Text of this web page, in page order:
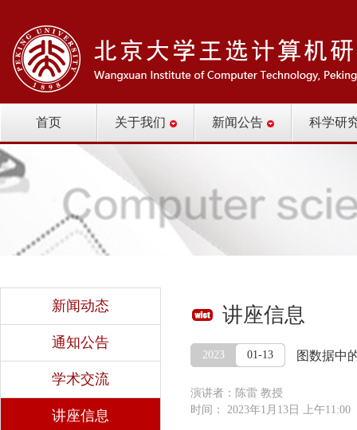
首页 关于我们 新闻公告 科学研
讲座信息
2023 01-13 图数据中
演讲者：陈雷 教授
时间： 2023年1月13日 上午
新闻动态
通知公告
学术交流
讲座信息